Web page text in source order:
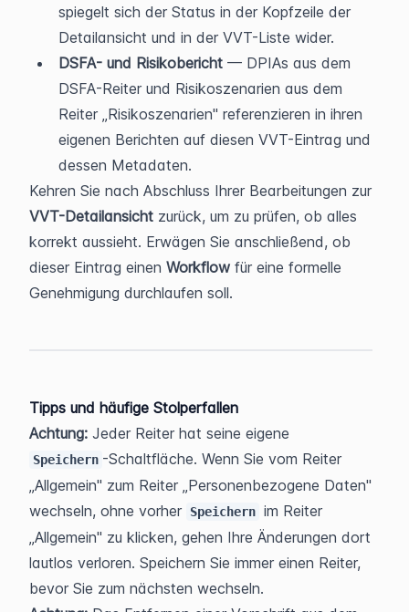
spiegelt sich der Status in der Kopfzeile der
Detailansicht und in der VVT-Liste wider.
DSFA- und Risikobericht — DPIAs aus dem
DSFA-Reiter und Risikoszenarien aus dem
Reiter „Risikoszenarien" referenzieren in ihren
eigenen Berichten auf diesen VVT-Eintrag und
dessen Metadaten.
VVT-Detailansicht zurück, um zu prüfen, ob alles
korrekt aussieht. Erwägen Sie anschließend, ob
dieser Eintrag einen Workflow für eine formelle
Genehmigung durchlaufen soll.
Tipps und häufige Stolperfallen
Achtung:
Speichern -Schaltfläche. Wenn Sie vom Reiter
„Allgemein" zum Reiter „Personenbezogene Daten"
wechseln, ohne vorher
Speichern im Reiter
„Allgemein" zu klicken, gehen Ihre Änderungen dort
lautlos verloren. Speichern Sie immer einen Reiter,
bevor Sie zum nächsten wechseln.